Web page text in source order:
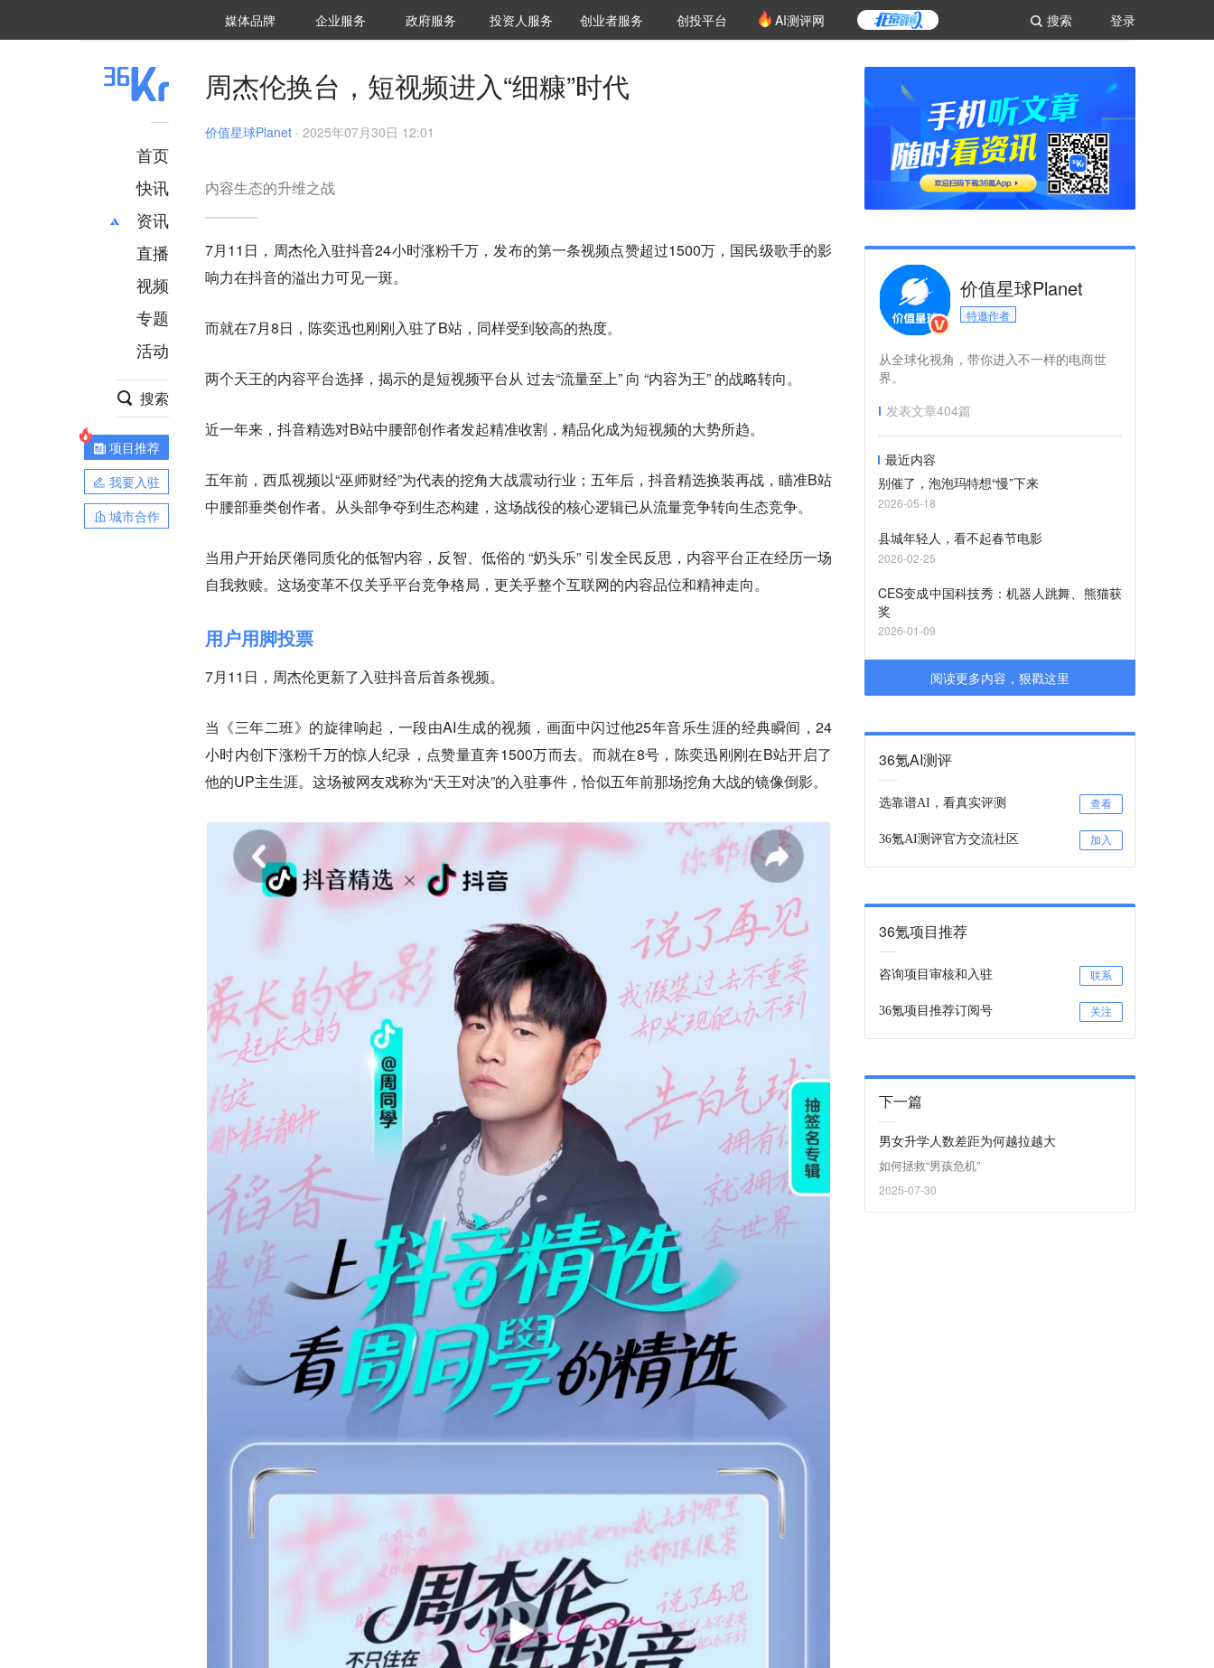
登录
搜索
媒体品牌 36Kr研究院
企业服务 城市之窗
政府服务 VClub投资机构库
投资机构职位推介
投资人服务 创投氪堂
创业者服务 创投平台 AI测评网
首页
快讯
资讯
推荐
财经
项目推荐
安徽
直播
视频
专题
活动
搜索
项目推荐
我要入驻
城市合作
周杰伦换台，短视频进入“细糠”时代
价值星球Planet · 2025年07月30日 12:01
内容生态的升维之战
7月11日，周杰伦入驻抖音24小时涨粉千万，发布的第一条视频点赞超过1500万，国民级歌手的影
响力在抖音的溢出力可见一斑。
而就在7月8日，陈奕迅也刚刚入驻了B站，同样受到较高的热度。
两个天王的内容平台选择，揭示的是短视频平台从 过去“流量至上” 向 “内容为王” 的战略转向。
近一年来，抖音精选对B站中腰部创作者发起精准收割，精品化成为短视频的大势所趋。
五年前，西瓜视频以“巫师财经”为代表的挖角大战震动行业；五年后，抖音精选换装再战，瞄准B站
中腰部垂类创作者。从头部争夺到生态构建，这场战役的核心逻辑已从流量竞争转向生态竞争。
当用户开始厌倦同质化的低智内容，反智、低俗的 “奶头乐” 引发全民反思，内容平台正在经历一场
自我救赎。这场变革不仅关乎平台竞争格局，更关乎整个互联网的内容品位和精神走向。
用户用脚投票
7月11日，周杰伦更新了入驻抖音后首条视频。
当《三年二班》的旋律响起，一段由AI生成的视频，画面中闪过他25年音乐生涯的经典瞬间，24
小时内创下涨粉千万的惊人纪录，点赞量直奔1500万而去。而就在8号，陈奕迅刚刚在B站开启了
他的UP主生涯。这场被网友戏称为“天王对决”的入驻事件，恰似五年前那场挖角大战的镜像倒影。
价值星球Planet
特邀作者
从全球化视角，带你进入不一样的电商世
界。
发表文章404篇
最近内容
别催了，泡泡玛特想“慢”下来
2026-05-18
县城年轻人，看不起春节电影
2026-02-25
CES变成中国科技秀：机器人跳舞、熊猫获
奖
2026-01-09
阅读更多内容，狠戳这里
36氪AI测评
选靠谱AI，看真实评测 查看
36氪AI测评官方交流社区 加入
36氪项目推荐
咨询项目审核和入驻 联系
36氪项目推荐订阅号 关注
下一篇
男女升学人数差距为何越拉越大
如何拯救“男孩危机”
2025-07-30